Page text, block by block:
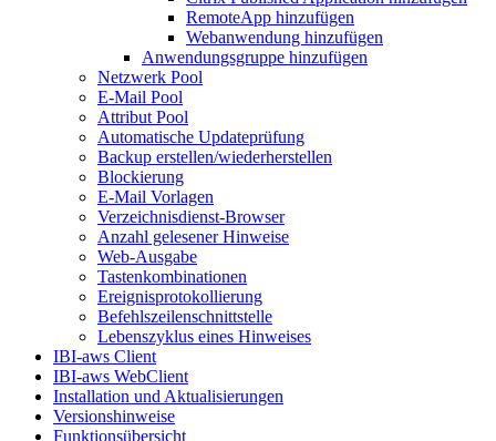
RemoteApp hinzufügen
Webanwendung hinzufügen
Anwendungsgruppe hinzufügen
Netzwerk Pool
E-Mail Pool
Attribut Pool
Automatische Updateprüfung
Backup erstellen/wiederherstellen
Blockierung
E-Mail Vorlagen
Verzeichnisdienst-Browser
Anzahl gelesener Hinweise
Web-Ausgabe
Tastenkombinationen
Ereignisprotokollierung
Befehlszeilenschnittstelle
Lebenszyklus eines Hinweises
IBI-aws Client
IBI-aws WebClient
Installation und Aktualisierungen
Versionshinweise
Funktionsübersicht